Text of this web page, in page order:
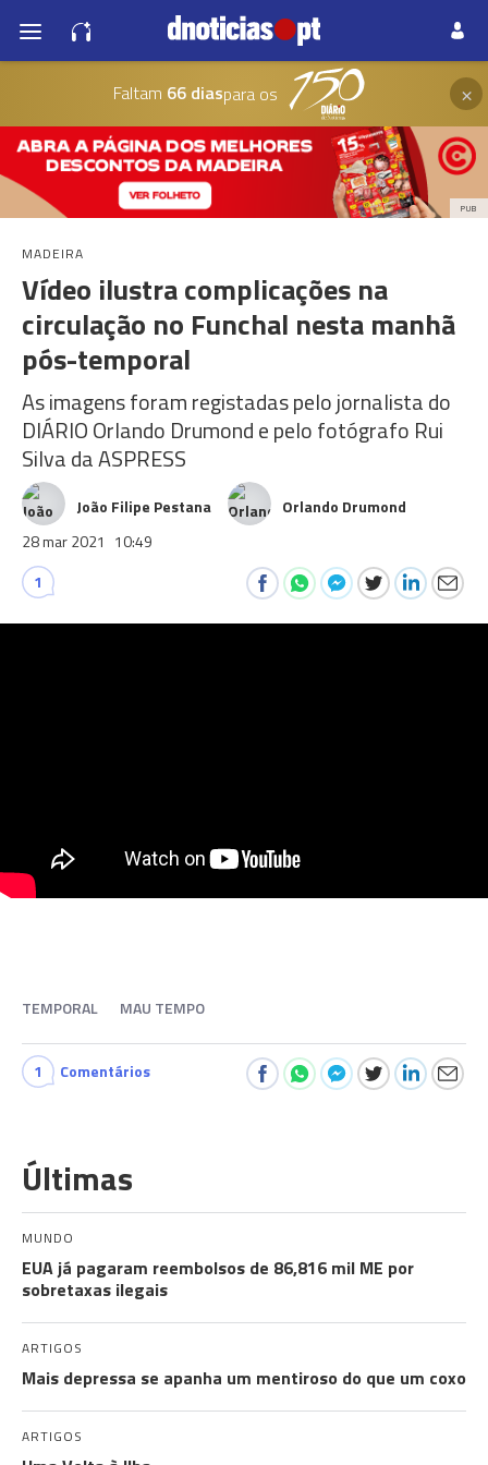
Faltam 66 diaspara os ×
PUB
MADEIRA
Vídeo ilustra complicações na
circulação no Funchal nesta manhã
pós-temporal
As imagens foram registadas pelo jornalista do
DIÁRIO Orlando Drumond e pelo fotógrafo Rui
Silva da ASPRESS
João Filipe Pestana
Orlando Drumond
28 mar 2021 10:49
1
TEMPORAL MAU TEMPO
1 Comentários
Últimas
MUNDO
EUA já pagaram reembolsos de 86,816 mil ME por
sobretaxas ilegais
ARTIGOS
Mais depressa se apanha um mentiroso do que um coxo
ARTIGOS